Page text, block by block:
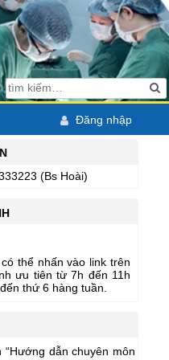
phòng ban huyện
ĐH Y Huế
Đăng nhập
(Bs Hoài)
thể nhấn vào link trên
ưu tiên từ 7h đến 11h
thứ 6 hàng tuần.
dẫn chuyên môn